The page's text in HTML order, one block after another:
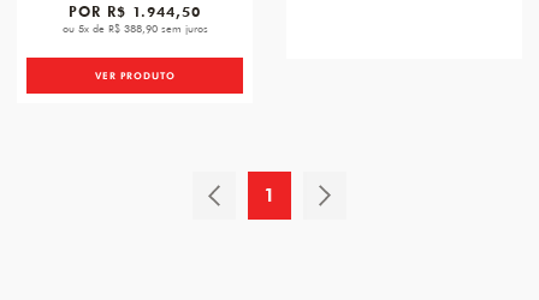
POR R$ 1.944,50
ou 5x de R$ 388,90 sem juros
VER PRODUTO
1